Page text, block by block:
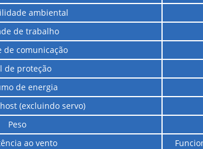
ambiental
de trabalho
de comunicação
de proteção
de energia
(excluindo servo)
Peso
ao vento